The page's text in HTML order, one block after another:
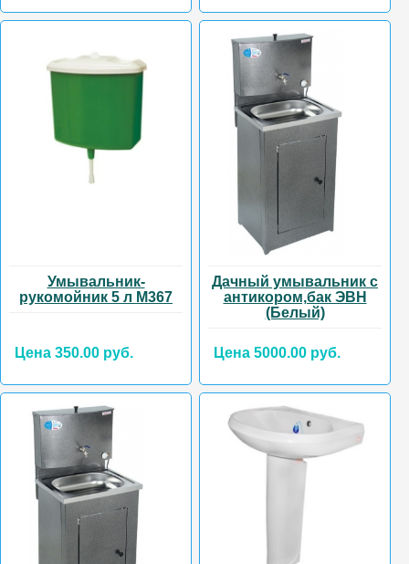
Умывальник-
рукомойник 5 л М367
Цена 350.00 руб.
Дачный умывальник с
антикором,бак ЭВН
(Белый)
Цена 5000.00 руб.